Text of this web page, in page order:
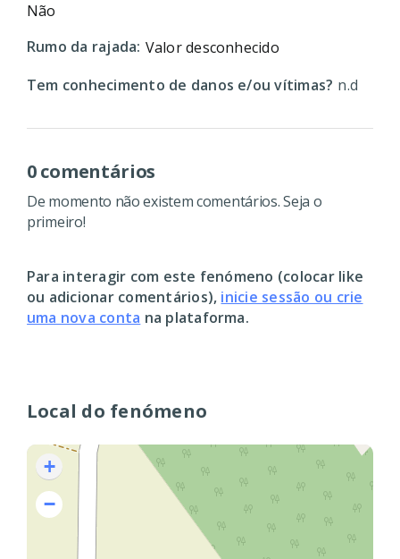
Local do fenómeno
+
−
Não
Rumo da rajada: Valor desconhecido
Tem conhecimento de danos e/ou vítimas? n.d
0 comentários
De momento não existem comentários. Seja o
primeiro!
Para interagir com este fenómeno (colocar like
ou adicionar comentários), inicie sessão ou crie
uma nova conta na plataforma.